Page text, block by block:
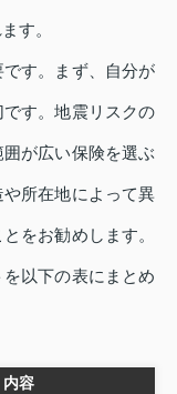
す。
す。まず、自分が
す。地震リスクの
が広い保険を選ぶ
所在地によって異
をお勧めします。
以下の表にまとめ
内容